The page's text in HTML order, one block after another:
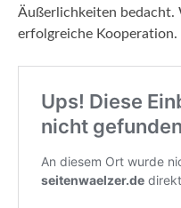
Äußerlichkeiten bedacht.
erfolgreiche Kooperation.